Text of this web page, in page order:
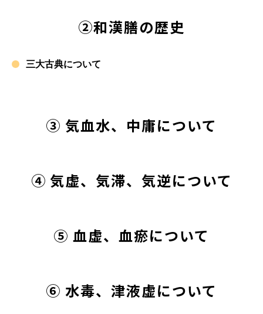
②和漢膳の歴史
三大古典について
③ 気血水、中庸について
④ 気虚、気滞、気逆について
⑤ 血虚、血瘀について
⑥ 水毒、津液虚について